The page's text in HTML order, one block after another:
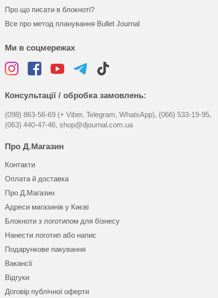
Про що писати в блокноті?
Все про метод планування Bullet Journal
Ми в соцмережах
Консультації / обробка замовлень:
(098) 863-56-69 (+ Viber, Telegram, WhatsApp), (066) 533-19-95,
(063) 440-47-46, shop@djournal.com.ua
Про Д.Магазин
Контакти
Оплата й доставка
Про Д.Магазин
Адреси магазинів у Києві
Блокноти з логотипом для бізнесу
Нанести логотип або напис
Подарункове пакування
Вакансії
Відгуки
Договір публічної оферти